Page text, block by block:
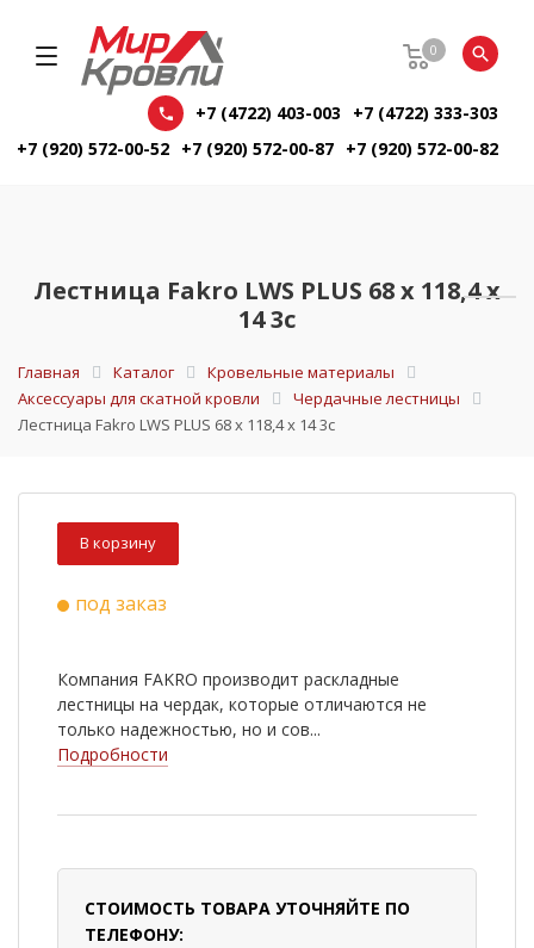
0
+7 (4722) 403-003
+7 (4722) 333-303
+7 (920) 572-00-52 +7 (920) 572-00-87 +7 (920) 572-00-82
Лестница Fakro LWS PLUS 68 х 118,4 х
14 3с
Главная Каталог
Кровельные материалы
Аксессуары для скатной кровли
Чердачные лестницы
Лестница Fakro LWS PLUS 68 х 118,4 х 14 3с
В корзину
под заказ
Компания FAKRO производит раскладные
лестницы на чердак, которые отличаются не
только надежностью, но и сов...
Подробности
СТОИМОСТЬ ТОВАРА УТОЧНЯЙТЕ ПО
ТЕЛЕФОНУ: